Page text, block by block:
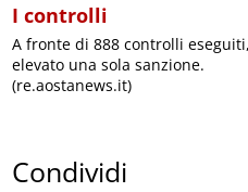
I controlli
A fronte di 888 controlli
elevato una sola sanzione.
(re.aostanews.it)
Condividi